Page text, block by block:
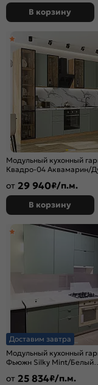
В корзину
Модульный кухонный
Квадро-04 Аквамарин/
от 29 940₽/п.м.
В корзину
Доставим завтра
Модульный кухонный
Фьюжн Silky Mint/Белый
от 25 834₽/п.м.